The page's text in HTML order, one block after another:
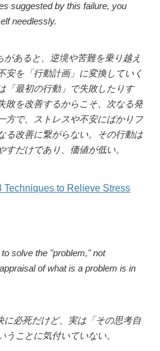
suggested by this failure, you
needlessly.
があると、逆境や苦難を乗り越え
安を「行動計画」に変換していく
「最初の行動」で失敗したりす
敗を改善するからこそ、次なる発
方で、ストレスや不安にばかりフ
る改善に繋がらない。その行動は
すだけであり、価値が低い。
Techniques to Relieve Stress
solve the "problem," not
of what is a problem is in
に必死だけど、実は「その思考自
うことに気付いていない。